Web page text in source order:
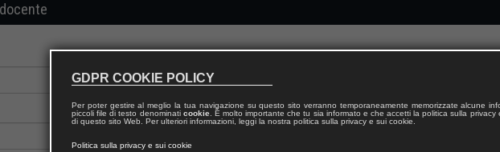
Telefono fisso
GDPR COOKIE POLICY
Per poter gestire al meglio la tua navigazione su questo sito verranno temporaneamente memorizzate alcune
piccoli file di testo denominati cookie. È molto importante che tu sia informato e che accetti la politica sulla privacy
di questo sito Web. Per ulteriori informazioni, leggi la nostra politica sulla privacy e sui cookie.
Politica sulla privacy e sui cookie